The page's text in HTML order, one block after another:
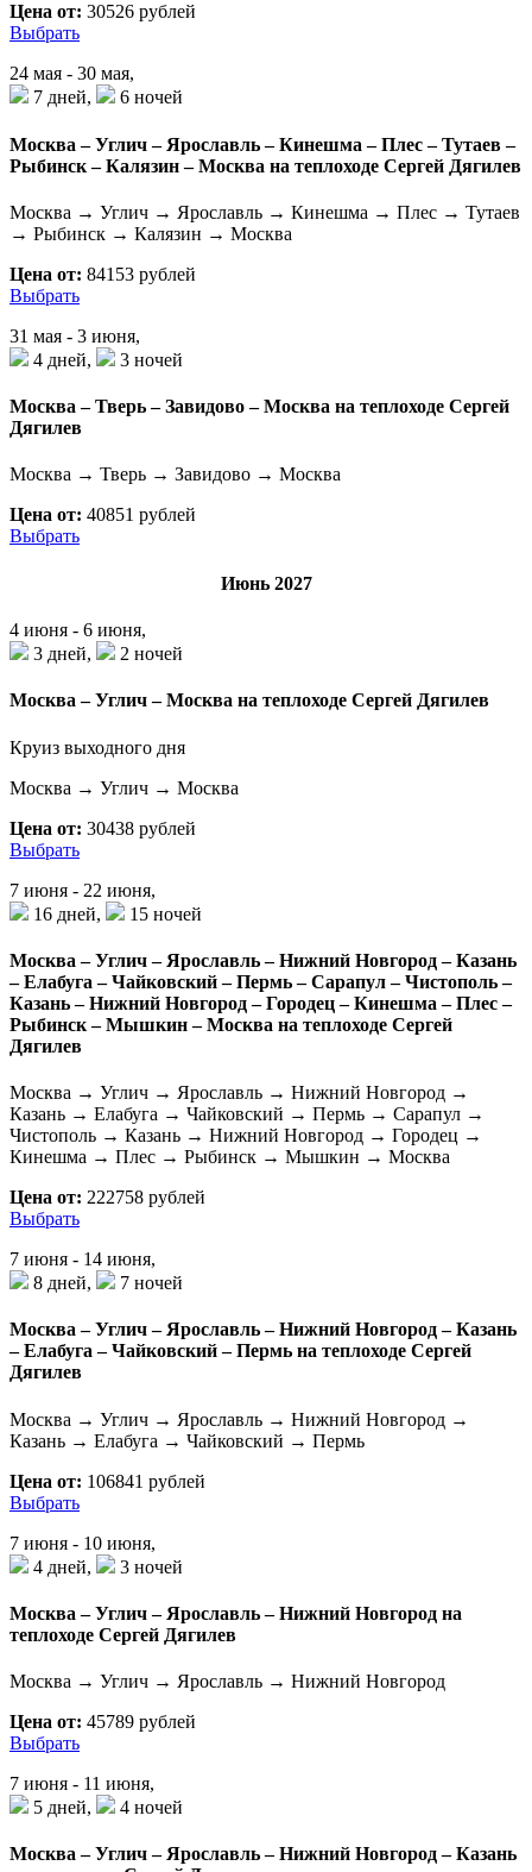
Цена от: 30526 рублей
Выбрать
24 мая - 30 мая,
7 дней,
6 ночей
Москва – Углич – Ярославль – Кинешма – Плес – Тутаев –
Рыбинск – Калязин – Москва на теплоходе Сергей Дягилев
Москва → Углич → Ярославль → Кинешма → Плес → Тутаев
→ Рыбинск → Калязин → Москва
Цена от: 84153 рублей
Выбрать
31 мая - 3 июня,
4 дней,
3 ночей
Москва – Тверь – Завидово – Москва на теплоходе Сергей
Дягилев
Москва → Тверь → Завидово → Москва
Цена от: 40851 рублей
Выбрать
Июнь 2027
4 июня - 6 июня,
3 дней,
2 ночей
Москва – Углич – Москва на теплоходе Сергей Дягилев
Круиз выходного дня
Москва → Углич → Москва
Цена от: 30438 рублей
Выбрать
7 июня - 22 июня,
16 дней,
15 ночей
Москва – Углич – Ярославль – Нижний Новгород – Казань
– Елабуга – Чайковский – Пермь – Сарапул – Чистополь –
Казань – Нижний Новгород – Городец – Кинешма – Плес –
Рыбинск – Мышкин – Москва на теплоходе Сергей
Дягилев
Москва → Углич → Ярославль → Нижний Новгород →
Казань → Елабуга → Чайковский → Пермь → Сарапул →
Чистополь → Казань → Нижний Новгород → Городец →
Кинешма → Плес → Рыбинск → Мышкин → Москва
Цена от: 222758 рублей
Выбрать
7 июня - 14 июня,
8 дней,
7 ночей
Москва – Углич – Ярославль – Нижний Новгород – Казань
– Елабуга – Чайковский – Пермь на теплоходе Сергей
Дягилев
Москва → Углич → Ярославль → Нижний Новгород →
Казань → Елабуга → Чайковский → Пермь
Цена от: 106841 рублей
Выбрать
7 июня - 10 июня,
4 дней,
3 ночей
Москва – Углич – Ярославль – Нижний Новгород на
теплоходе Сергей Дягилев
Москва → Углич → Ярославль → Нижний Новгород
Цена от: 45789 рублей
Выбрать
7 июня - 11 июня,
5 дней,
4 ночей
Москва – Углич – Ярославль – Нижний Новгород – Казань